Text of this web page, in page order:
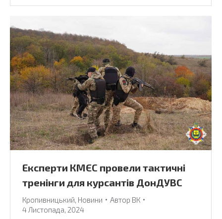
Експерти КМЄС провели тактичні
тренінги для курсантів ДонДУВС
Кропивницький, Новини Автор ВК
4 Листопада, 2024